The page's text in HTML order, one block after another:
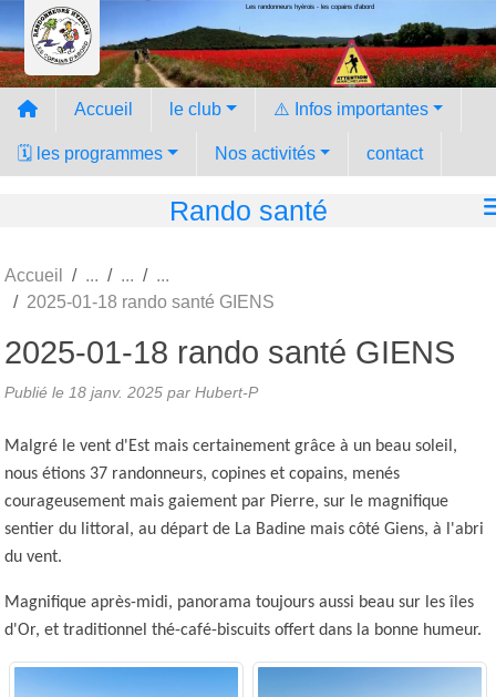
Les randonneurs hyèrois - les copains d'abord
Accueil le club ⚠️ Infos importantes
🗓️ les programmes Nos activités contact
Rando santé
Accueil
2025-01-18 rando santé GIENS
2025-01-18 rando santé GIENS
Publié le 18 janv. 2025 par Hubert-P
Malgré le vent d'Est mais certainement grâce à un beau soleil,
nous étions 37 randonneurs, copines et copains, menés
courageusement mais gaiement par Pierre, sur le magnifique
sentier du littoral, au départ de La Badine mais côté Giens, à l'abri
du vent.
Magnifique après-midi, panorama toujours aussi beau sur les îles
d'Or, et traditionnel thé-café-biscuits offert dans la bonne humeur.
Panneau de gestion des cookies